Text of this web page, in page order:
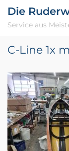
Die
Service aus
C-Line 1x